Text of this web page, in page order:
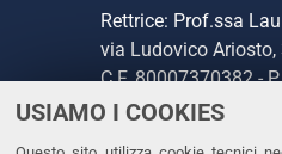
USIAMO I COOKIES
Rettrice: Prof.ssa
via Ludovico Ariosto,
C.F. 80007370382 -
CONTATTI